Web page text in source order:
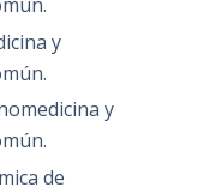
y
y
de